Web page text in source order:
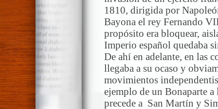
1810, dirigida por
Bayona el rey Fernando
propósito era bloquear,
Imperio español quedaba
De ahí en adelante, en las
llegaba a su ocaso y
movimientos
ejemplo de un Bonaparte
precede a San Martín y